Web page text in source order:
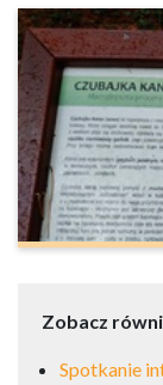
Zobacz
Spotkanie